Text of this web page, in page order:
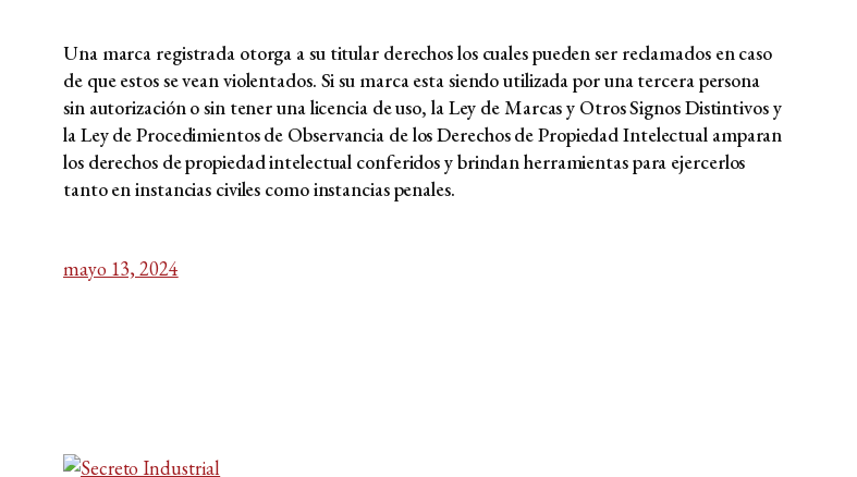
Una marca registrada otorga a su titular derechos los cuales pueden ser reclamados en caso
de que estos se vean violentados. Si su marca esta siendo utilizada por una tercera persona
sin autorización o sin tener una licencia de uso, la Ley de Marcas y Otros Signos Distintivos y
la Ley de Procedimientos de Observancia de los Derechos de Propiedad Intelectual amparan
los derechos de propiedad intelectual conferidos y brindan herramientas para ejercerlos
tanto en instancias civiles como instancias penales.
mayo 13, 2024